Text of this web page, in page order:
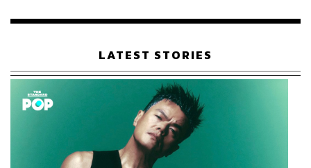
เรือนไทยที่ถูกซุกไว้
LATEST STORIES